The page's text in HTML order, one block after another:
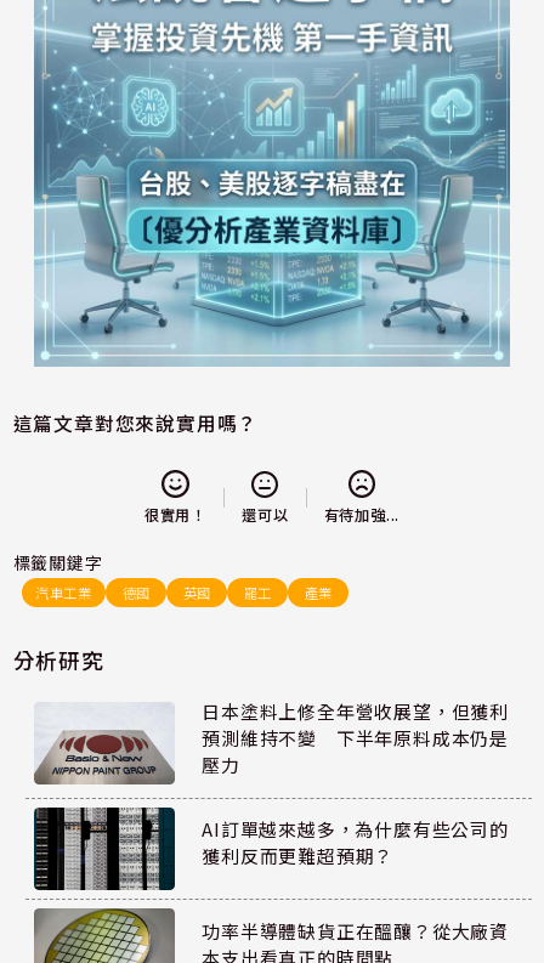
這篇文章對您來說實用嗎？
很實用！ 還可以 有待加強...
標籤關鍵字
汽車工業 德國 英國 罷工 產業
分析研究
日本塗料上修全年營收展望，但獲利
預測維持不變 下半年原料成本仍是
壓力
AI訂單越來越多，為什麼有些公司的
獲利反而更難超預期？
功率半導體缺貨正在醞釀？從大廠資
本支出看真正的時間點